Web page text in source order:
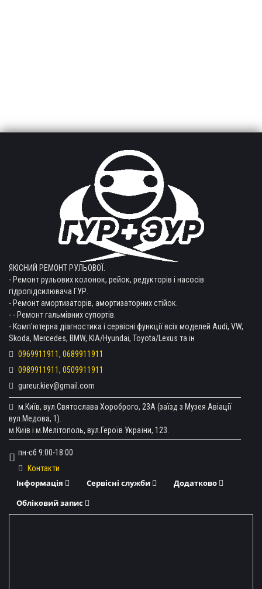
ЯКІСНИЙ РЕМОНТ РУЛЬОВОЇ.
- Ремонт рульових колонок, рейок, редукторів і насосів
гідропідсилювача ГУР.
- Ремонт амортизаторів, амортизаторних стійок.
- - Ремонт гальмівних супортів.
- Комп'ютерна діагностика і сервісні функції всіх моделей Audi, VW,
Skoda, Mercedes, BMW, KIA/Hyundai, Toyota/Lexus та ін
0969911911, 0689911911
0989911911, 0509911911
gureur.kiev@gmail.com
м.Київ, вул.Святослава Хороброго, 23А (заїзд з Музея Авіації
вул.Медова, 1).
м.Київ і м.Мелітополь, вул.Героїв України, 123.
пн-сб 9:00-18:00
Контакти
Інформація Сервісні служби
Додатково
Обліковий запис